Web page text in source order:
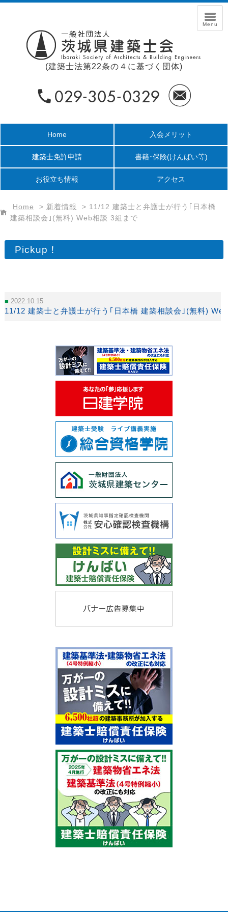
(建築士法第22条の４に基づく団体)
Home 入会メリット
建築士免許申請 書籍･保険(けんばい等)
お役立ち情報 アクセス
Home > 新着情報 > 11/12 建築士と弁護士が行う｢日本橋
建築相談会｣(無料) Web相談 3組まで
Pickup！
2022.10.15
11/12 建築士と弁護士が行う｢日本橋 建築相談会｣(無料)